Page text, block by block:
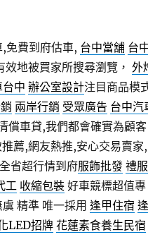
免費到府估車, 台中當舖 台
地被買家所搜尋瀏覽， 外
中 辦公室設計注目商品模
兩岸行銷 受眾廣告 台中汽
償車貸,我們都會確實為顧客
薦,網友熱推,安心交易賣家,
省超行情到府服飾批發 禮服
工 收縮包裝好車競標超值專
精準 唯一採用 逢甲住宿 逢
LED招牌 花蓮素食養生民宿